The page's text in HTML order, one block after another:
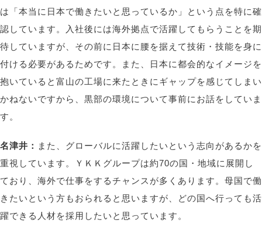
は「本当に日本で働きたいと思っているか」という点を特に確
認しています。入社後には海外拠点で活躍してもらうことを期
待していますが、その前に日本に腰を据えて技術・技能を身に
付ける必要があるためです。また、日本に都会的なイメージを
抱いていると富山の工場に来たときにギャップを感じてしまい
かねないですから、黒部の環境について事前にお話をしていま
す。
名津井： また、グローバルに活躍したいという志向があるかを
重視しています。ＹＫＫグループは約70の国・地域に展開し
ており、海外で仕事をするチャンスが多くあります。母国で働
きたいという方もおられると思いますが、どの国へ行っても活
躍できる人材を採用したいと思っています。